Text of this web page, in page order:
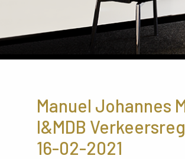
Manuel Johannes
I&MDB
16-02-2021